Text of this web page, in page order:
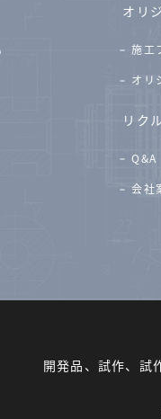
オリ
施工
オリ
リク
Q&A
会社
開発品、試作、試